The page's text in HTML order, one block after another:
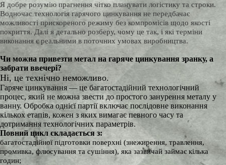
Я добре розумію прагнення чітко планувати логістику та строки.
Водночас технологія гарячого цинкування не передбачає
можливості прискореного режиму без компромісів щодо якості
покриття. Далі я детально розберу, чому це так, і які терміни
виконання є реальними в поточних умовах виробництва.
Чи можна привезти метал на гаряче цинкування зранку, а
забрати ввечері?
Ні, це технічно неможливо.
Гаряче цинкування — це багатостадійний технологічний
процес, який не можна звести до простого занурення металу у
ванну. Обробка однієї партії включає послідовне виконання
кількох етапів, кожен з яких вимагає певного часу та
дотримання технологічних параметрів.
Повний цикл складається з:
багатостадійної підготовки поверхні (знежирення, травлення,
промивка, флюсування та сушіння), яка зазвичай займає кілька
годин;